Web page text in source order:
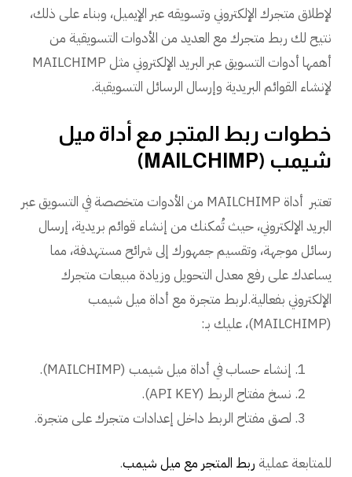
لإطلاق متجرك الإلكتروني وتسويقه عبر الإيميل، وبناء على ذلك،
نتيح لك ربط متجرك مع العديد من الأدوات التسويقية من
أهمها أدوات التسويق عبر البريد الإلكتروني مثل MAILCHIMP
لإنشاء القوائم البريدية وإرسال الرسائل التسويقية.
خطوات ربط المتجر مع أداة ميل
شيمب (MAILCHIMP)
تعتبر أداة MAILCHIMP من الأدوات متخصصة في التسويق عبر
البريد الإلكتروني، حيث تُمكنك من إنشاء قوائم بريدية، إرسال
رسائل موجهة، وتقسيم جمهورك إلى شرائح مستهدفة، مما
يساعدك على رفع معدل التحويل وزيادة مبيعات متجرك
الإلكتروني بفعالية.لربط متجرة مع أداة ميل شيمب
(MAILCHIMP)، عليك بـ:
إنشاء حساب في أداة ميل شيمب (MAILCHIMP).
نسخ مفتاح الربط (API KEY).
لصق مفتاح الربط داخل إعدادات متجرك على متجرة.
للمتابعة عملية ربط المتجر مع ميل شيمب.